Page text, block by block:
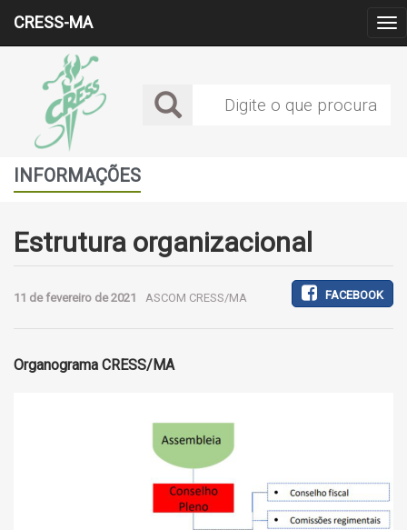
CRESS-MA
INFORMAÇÕES
Estrutura organizacional
11 de fevereiro de 2021 ASCOM CRESS/MA FACEBOOK
Organograma CRESS/MA